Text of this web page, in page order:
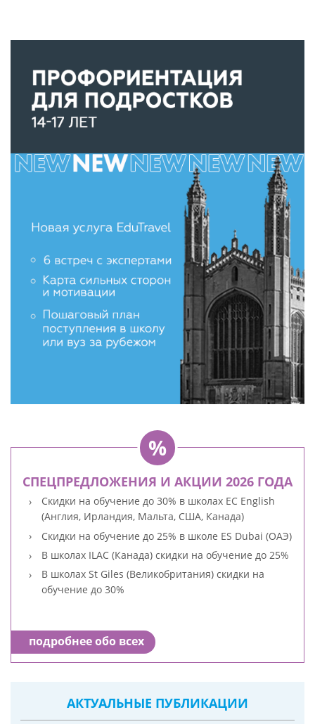
СПЕЦПРЕДЛОЖЕНИЯ И АКЦИИ 2026 ГОДА
Скидки на обучение до 30% в школах EC English
(Англия, Ирландия, Мальта, США, Канада)
Скидки на обучение до 25% в школе ES Dubai (ОАЭ)
В школах ILAC (Канада) скидки на обучение до 25%
В школах St Giles (Великобритания) скидки на
обучение до 30%
подробнее обо всех
АКТУАЛЬНЫЕ ПУБЛИКАЦИИ